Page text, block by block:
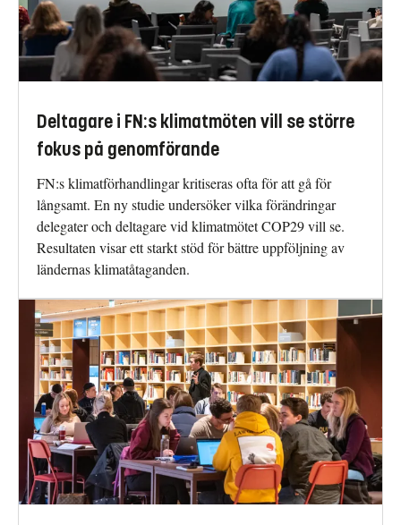
Deltagare i FN:s klimatmöten vill se större
fokus på genomförande
FN:s klimatförhandlingar kritiseras ofta för att gå för
långsamt. En ny studie undersöker vilka förändringar
delegater och deltagare vid klimatmötet COP29 vill se.
Resultaten visar ett starkt stöd för bättre uppföljning av
ländernas klimatåtaganden.